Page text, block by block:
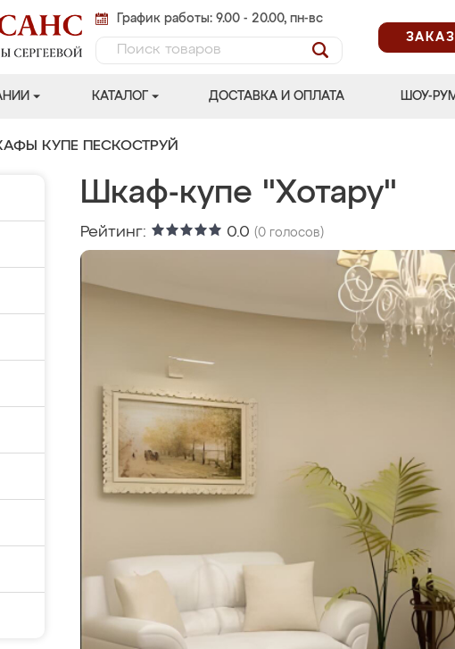
График работы: 9.00 - 20.00, пн-вс
КАТАЛОГ ДОСТАВКА И ОПЛАТА ШОУ-
КУПЕ ПЕСКОСТРУЙ
Шкаф-купе "Хотару"
Рейтинг: 0.0 (0 голосов)